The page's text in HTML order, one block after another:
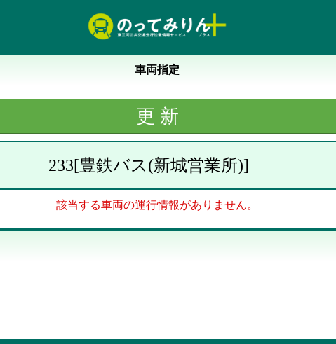
車両指定
233[豊鉄バス(新城営業所)]
該当する車両の運行情報がありません。